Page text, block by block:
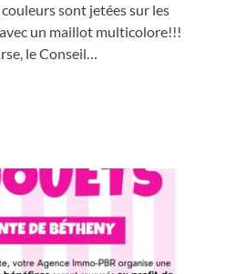
sont jetées sur les
un maillot multicolore!!!
le Conseil…